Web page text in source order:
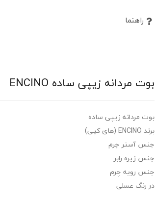
راهنما
بوت مردانه زیپی ساده ENCINO
بوت مردانه زیپی ساده
برند ENCINO (های کپی)
جنس آستر چرم
جنس زیره رابر
جنس رویه چرم
در رنگ عسلی